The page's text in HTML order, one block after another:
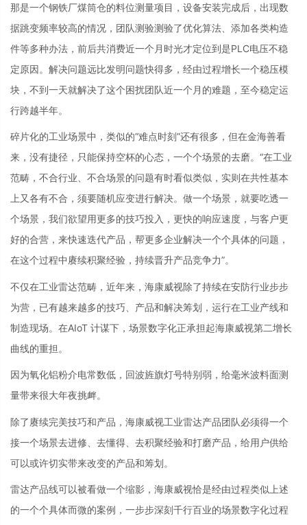
那是一个钢铁厂煤筒仓的料位测量项目，设备安装完成后，出现数
据跳变频率较高的情况，团队测验测验了优化算法、添加各类构造
件等多种办法，前后共消费近一个月时光才定位到是PLC电压不稳
定原因。解决问题远比发明问题快得多，经由过程增长一个稳压模
块，不到一天就解决了这个困扰团队近一个月的难题，至今稳定运
行跨越半年。
碎片化的工业场景中，类似的“难点时刻”还有很多，但在金海善看
来，没有捷径，只能保持空杯的心态，一个个场景的去磨。“在工业
范畴，不合行业、不合场景的问题有时看似类似，实则在共性基本
上又各有不合，须要随机应变进行解决。做一个场景，就要吃透一
个场景，我们欲望用更多的技巧投入，更快的响应速度，与客户更
好的合营，来快速迭代产品，帮更多企业解决一个个具体的问题，
在这个过程中赓续积聚经验，持续晋升产品竞争力”。
不仅在工业雷达范畴，近年来，海康威视除了持续在安防行业步步
为营，已有越来越多的技巧、产品和解决筹划，运行在工业产线和
制造现场。在AIoT 计谋下，场景数字化正承担起海康威视第二增长
曲线的重担。
因为氧化铝粉介电常数低，回波旌旗灯号特别弱，给毫米波料面测
量带来很大年夜挑衅。
除了赓续完美技巧和产品，海康威视工业雷达产品团队必须得一个
接一个场景去进修、去懂得、去积聚经验和打磨产品，给用户供给
可以或许切实带来改变的产品和筹划。
雷达产品线可以被看做一个缩影，海康威视恰是经由过程类似上述
的一个个具体而微的案例，一步步深刻千行百业的场景数字化过程